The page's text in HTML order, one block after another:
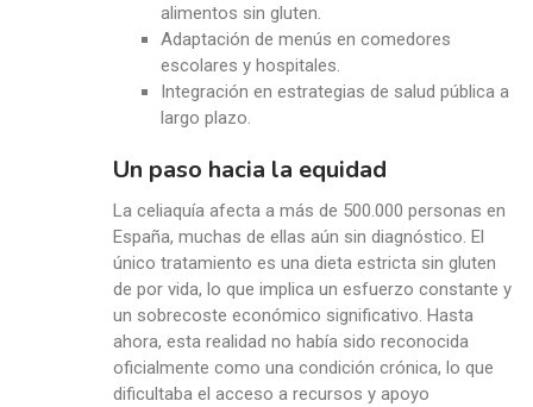
alimentos sin gluten.
Adaptación de menús en comedores
escolares y hospitales.
Integración en estrategias de salud pública a
largo plazo.
Un paso hacia la equidad
La celiaquía afecta a más de 500.000 personas en
España, muchas de ellas aún sin diagnóstico. El
único tratamiento es una dieta estricta sin gluten
de por vida, lo que implica un esfuerzo constante y
un sobrecoste económico significativo. Hasta
ahora, esta realidad no había sido reconocida
oficialmente como una condición crónica, lo que
dificultaba el acceso a recursos y apoyo